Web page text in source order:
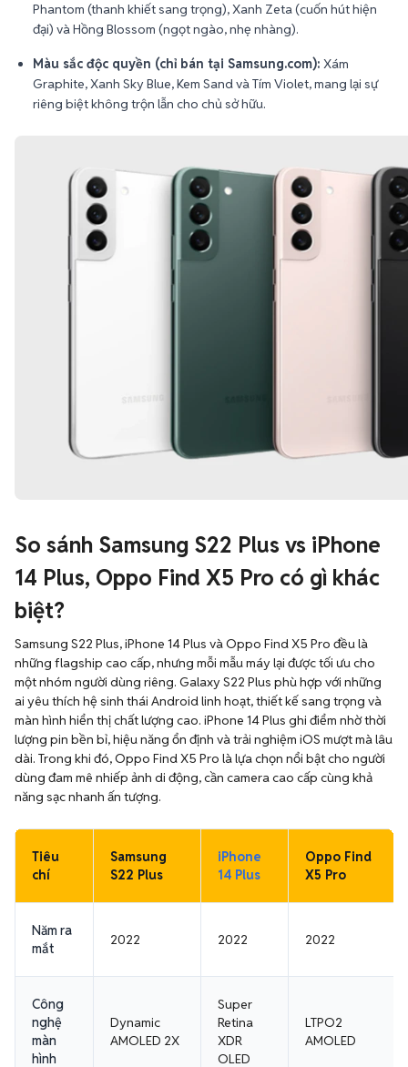
Phantom (thanh khiết sang trọng), Xanh Zeta (cuốn hút hiện
đại) và Hồng Blossom (ngọt ngào, nhẹ nhàng).
Màu sắc độc quyền (chỉ bán tại Samsung.com): Xám
Graphite, Xanh Sky Blue, Kem Sand và Tím Violet, mang lại sự
riêng biệt không trộn lẫn cho chủ sở hữu.
So sánh Samsung S22 Plus vs iPhone
14 Plus, Oppo Find X5 Pro có gì khác
biệt?
Samsung S22 Plus, iPhone 14 Plus và Oppo Find X5 Pro đều là
những flagship cao cấp, nhưng mỗi mẫu máy lại được tối ưu cho
một nhóm người dùng riêng. Galaxy S22 Plus phù hợp với những
ai yêu thích hệ sinh thái Android linh hoạt, thiết kế sang trọng và
màn hình hiển thị chất lượng cao. iPhone 14 Plus ghi điểm nhờ thời
lượng pin bền bỉ, hiệu năng ổn định và trải nghiệm iOS mượt mà lâu
dài. Trong khi đó, Oppo Find X5 Pro là lựa chọn nổi bật cho người
dùng đam mê nhiếp ảnh di động, cần camera cao cấp cùng khả
năng sạc nhanh ấn tượng.
Tiêu
chí
Samsung
S22 Plus
iPhone
14 Plus
Oppo Find
X5 Pro
Năm ra
mắt
2022 2022 2022
Công
nghệ
màn
hình
Dynamic
AMOLED 2X
Super
Retina
XDR
OLED
LTPO2
AMOLED